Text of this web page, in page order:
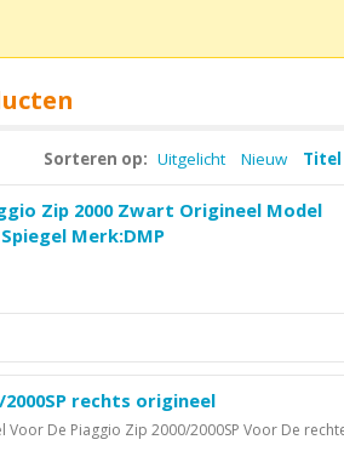
Sorteren op: Uitgelicht Nieuw Titel
Zip 2000 Zwart Origineel Model
Merk:DMP
2000SP rechts origineel
Voor De Piaggio Zip 2000/2000SP Voor De